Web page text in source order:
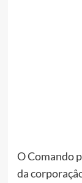
O Comando
da